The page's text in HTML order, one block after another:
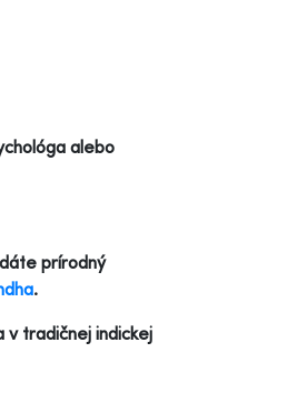
alebo
prírodný
.
v tradičnej indickej